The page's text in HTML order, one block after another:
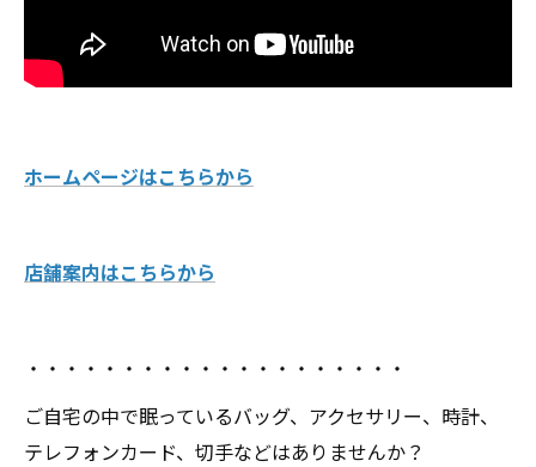
ホームページはこちらから
店舗案内はこちらから
・・・・・・・・・・・・・・・・・・・・
ご自宅の中で眠っているバッグ、アクセサリー、時計、
テレフォンカード、切手などはありませんか？